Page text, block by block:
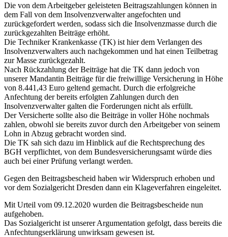
Die von dem Arbeitgeber geleisteten Beitragszahlungen können in
dem Fall von dem Insolvenzverwalter angefochten und
zurückgefordert werden, sodass sich die Insolvenzmasse durch die
zurückgezahlten Beiträge erhöht.
Die Techniker Krankenkasse (TK) ist hier dem Verlangen des
Insolvenzverwalters auch nachgekommen und hat einen Teilbetrag
zur Masse zurückgezahlt.
Nach Rückzahlung der Beiträge hat die TK dann jedoch von
unserer Mandantin Beiträge für die freiwillige Versicherung in Höhe
von 8.441,43 Euro geltend gemacht. Durch die erfolgreiche
Anfechtung der bereits erfolgten Zahlungen durch den
Insolvenzverwalter galten die Forderungen nicht als erfüllt.
Der Versicherte sollte also die Beiträge in voller Höhe nochmals
zahlen, obwohl sie bereits zuvor durch den Arbeitgeber von seinem
Lohn in Abzug gebracht worden sind.
Die TK sah sich dazu im Hinblick auf die Rechtsprechung des
BGH verpflichtet, von dem Bundesversicherungsamt würde dies
auch bei einer Prüfung verlangt werden.
Gegen den Beitragsbescheid haben wir Widerspruch erhoben und
vor dem Sozialgericht Dresden dann ein Klageverfahren eingeleitet.
Mit Urteil vom 09.12.2020 wurden die Beitragsbescheide nun
aufgehoben.
Das Sozialgericht ist unserer Argumentation gefolgt, dass bereits die
Anfechtungserklärung unwirksam gewesen ist.